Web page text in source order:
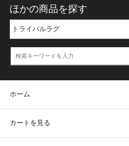
ほかの商品を探す
ホーム
カートを見る